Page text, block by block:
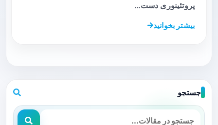
پروتئینوری دست…
بیشتر بخوانید
جستجو